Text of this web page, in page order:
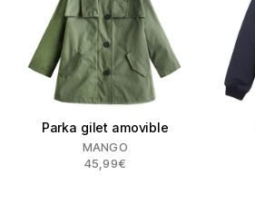
Parka gilet amovible
MANGO
45,99€